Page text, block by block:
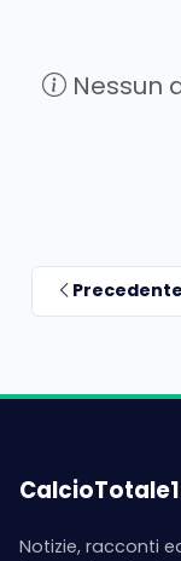
Nessun
Precedente
Notizie, racconti